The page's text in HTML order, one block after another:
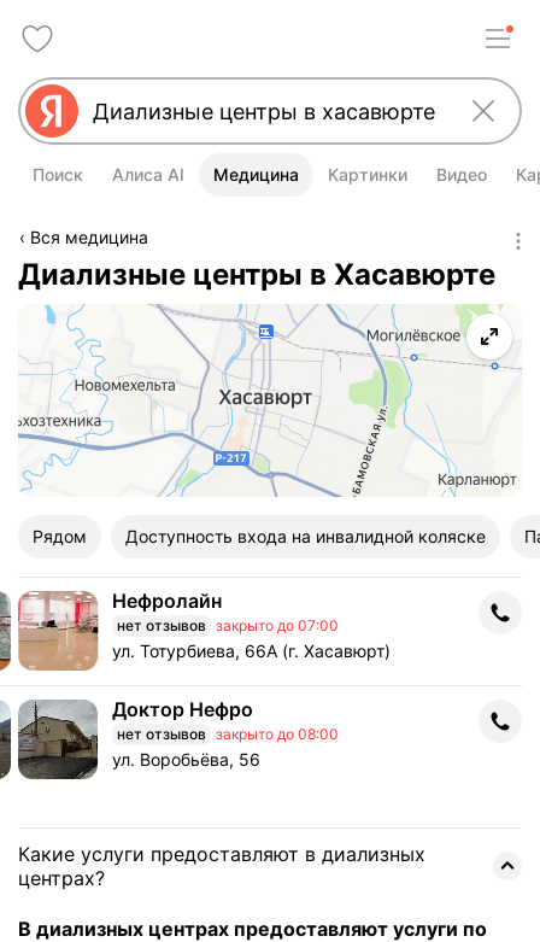
Поиск Алиса AI Медицина Картинки Видео
Вся медицина
Диализные центры в Хасавюрте
Рядом Доступность входа на инвалидной коляске
Нефролайн Нефролайн
нет отзывов закрыто до 07:00
Адрес: ул. Тотурбиева, 66А (г. Хасавюрт) .
ул. Тотурбиева, 66А (г. Хасавюрт)
Доктор НефроДоктор Нефро
нет отзывов закрыто до 08:00
Адрес: ул. Воробьёва, 56 .
ул. Воробьёва, 56
Какие услуги предоставляют в диализных
центрах?
В диализных центрах предоставляют услуги по